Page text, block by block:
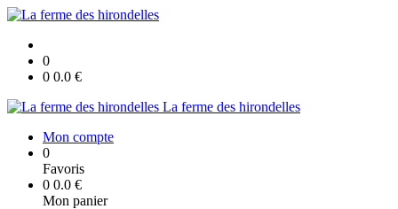
0
0 0.0 €
La ferme des hirondelles
Mon compte
0
Favoris
0 0.0 €
Mon panier